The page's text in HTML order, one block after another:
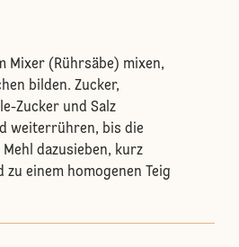
Mixer (Rührsäbe) mixen,
bilden. Zucker,
Zucker und Salz
weiterrühren, bis die
Mehl dazusieben, kurz
einem homogenen Teig